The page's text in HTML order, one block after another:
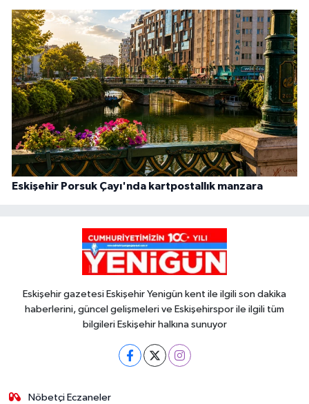
Eskişehir Porsuk Çayı'nda kartpostallık manzara
Eskişehir gazetesi Eskişehir Yenigün kent ile ilgili son dakika
haberlerini, güncel gelişmeleri ve Eskişehirspor ile ilgili tüm
bilgileri Eskişehir halkına sunuyor
Nöbetçi Eczaneler